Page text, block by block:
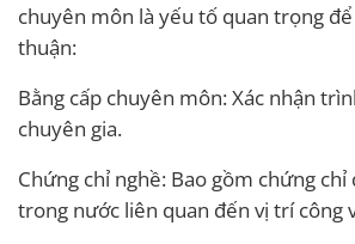
chuyên môn là yếu tố quan trọng
thuận:
Bằng cấp chuyên môn: Xác nhận
chuyên gia.
Chứng chỉ nghề: Bao gồm chứng chỉ
trong nước liên quan đến vị trí công